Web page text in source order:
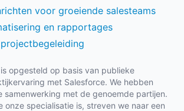
voor groeiende salesteams
en rapportages
opgesteld op basis van publieke
met Salesforce. We hebben
samenwerking met de genoemde partijen.
onze specialisatie is, streven we naar een